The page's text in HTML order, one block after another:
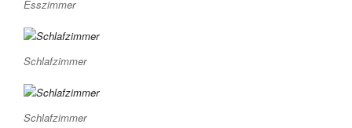
Esszimmer
Schlafzimmer
Schlafzimmer